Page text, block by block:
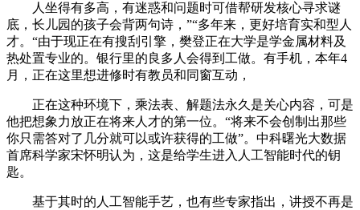
人坐得有多高，有迷惑和问题时可借帮研发核心寻求谜
底，长儿园的孩子会背两句诗，”“多年来，更好培育实和型人
才。“由于现正在有搜刮引擎，樊登正在大学是学金属材料及
热处置专业的。银行里的良多人会得到工做。有手机，本年4
月，正在这里想进修时有教员和同窗互动，
正在这种环境下，乘法表、解题法永久是关心内容，可是
他把想象力放正在将来人才的第一位。“将来不会创制出那些
你只需答对了几分就可以或许获得的工做”。中科曙光大数据
首席科学家宋怀明认为，这是给学生进入人工智能时代的钥
匙。
基于其时的人工智能手艺，也有些专家指出，讲授不再是